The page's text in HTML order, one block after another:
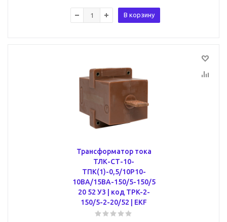
В корзину
Трансформатор тока
ТЛК-СТ-10-
ТПК(1)-0,5/10Р10-
10ВА/15ВА-150/5-150/5
20 52 У3 | код TPK-2-
150/5-2-20/52 | EKF